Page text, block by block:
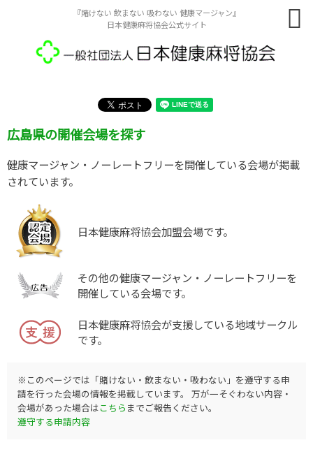
『賭けない 飲まない 吸わない 健康マージャン』
日本健康麻将協会公式サイト
広島県の開催会場を探す
健康マージャン・ノーレートフリーを開催している会場が掲載
されています。
日本健康麻将協会加盟会場です。
その他の健康マージャン・ノーレートフリーを
開催している会場です。
日本健康麻将協会が支援している地域サークル
です。
※このページでは「賭けない・飲まない・吸わない」を遵守する申
請を行った会場の情報を掲載しています。 万が一そぐわない内容・
会場があった場合はこちら までご報告ください。
遵守する申請内容